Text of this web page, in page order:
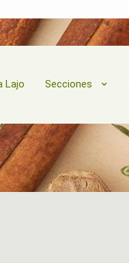
Lajo Secciones